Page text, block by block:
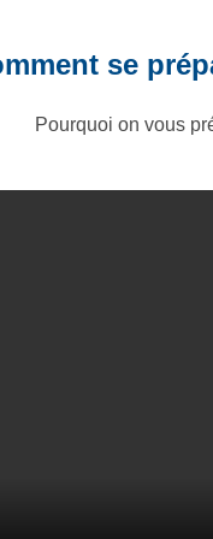
se
Pourquoi on vous